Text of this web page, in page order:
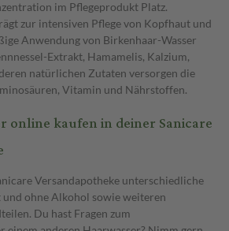
im Pflegeprodukt Platz.
zur intensiven Pflege von Kopfhaut und
Anwendung von Birkenhaar-Wasser
Extrakt, Hamamelis, Kalzium,
natürlichen Zutaten versorgen die
Vitamin und Nährstoffen.
online kaufen in deiner Sanicare
Versandapotheke unterschiedliche
ohne Alkohol sowie weiteren
Du hast Fragen zum